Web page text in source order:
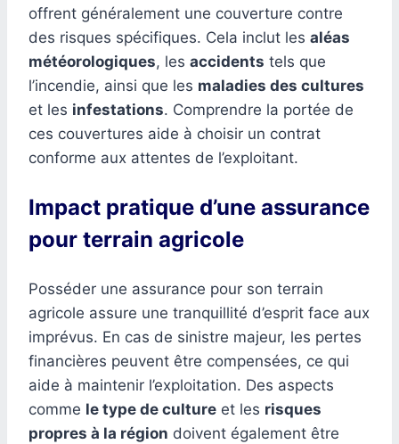
offrent généralement une couverture contre
des risques spécifiques. Cela inclut les aléas
météorologiques, les accidents tels que
l’incendie, ainsi que les maladies des cultures
et les infestations. Comprendre la portée de
ces couvertures aide à choisir un contrat
conforme aux attentes de l’exploitant.
Impact pratique d’une assurance
pour terrain agricole
Posséder une assurance pour son terrain
agricole assure une tranquillité d’esprit face aux
imprévus. En cas de sinistre majeur, les pertes
financières peuvent être compensées, ce qui
aide à maintenir l’exploitation. Des aspects
comme le type de culture et les risques
propres à la région doivent également être